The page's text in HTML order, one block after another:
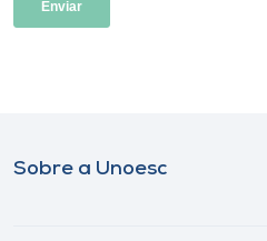
Sobre a Unoesc